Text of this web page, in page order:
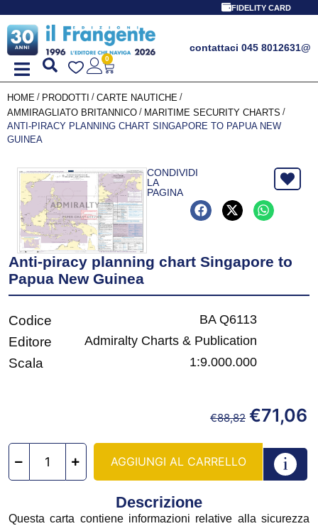
FIDELITY CARD
contattaci 045 8012631@
0
HOME / PRODOTTI / CARTE NAUTICHE /
AMMIRAGLIATO BRITANNICO / MARITIME SECURITY CHARTS /
ANTI-PIRACY PLANNING CHART SINGAPORE TO PAPUA NEW
GUINEA
CONDIVIDI
LA
PAGINA
Anti-piracy planning chart Singapore to
Papua New Guinea
Codice BA Q6113
Editore Admiralty Charts & Publication
Scala 1:9.000.000
€88,82 €71,06
AGGIUNGI AL CARRELLO
Descrizione
Questa carta contiene informazioni relative alla sicurezza